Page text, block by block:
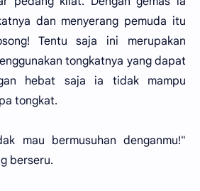
dan menyerang pemuda itu
Tentu saja ini merupakan
tongkatnya yang dapat
hebat saja ia tidak mampu
tongkat.
mau bermusuhan denganmu!"
berseru.